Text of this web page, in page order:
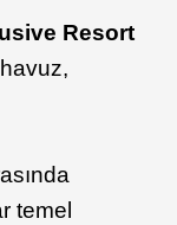
Resort
havuz,
temel